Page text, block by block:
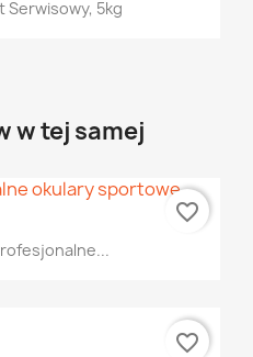
Serwisowy, 5kg
w tej samej
favorite_border
favorite_border